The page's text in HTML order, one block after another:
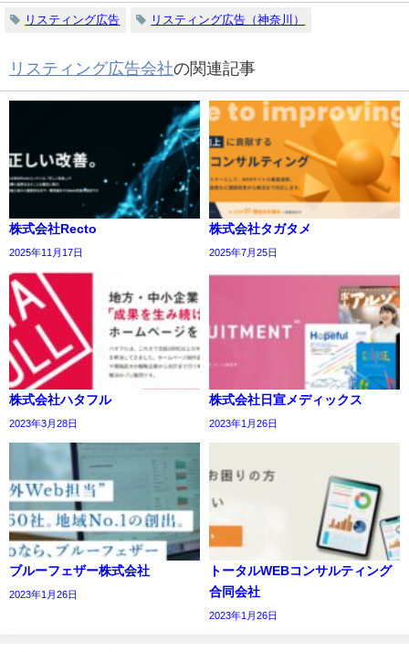
リスティング広告 リスティング広告（神奈川）
リスティング広告会社の関連記事
株式会社Recto
2025年11月17日
株式会社タガタメ
2025年7月25日
株式会社ハタフル
2023年3月28日
株式会社日宣メディックス
2023年1月26日
ブルーフェザー株式会社
2023年1月26日
トータルWEBコンサルティング
合同会社
2023年1月26日